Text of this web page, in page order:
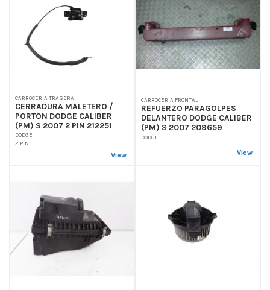
CARROCERIA TRASERA
CERRADURA MALETERO /
PORTON DODGE CALIBER
(PM) S 2007 2 PIN 212251
DODGE
2 PIN
View
CARROCERIA FRONTAL
REFUERZO PARAGOLPES
DELANTERO DODGE CALIBER
(PM) S 2007 209659
DODGE
View